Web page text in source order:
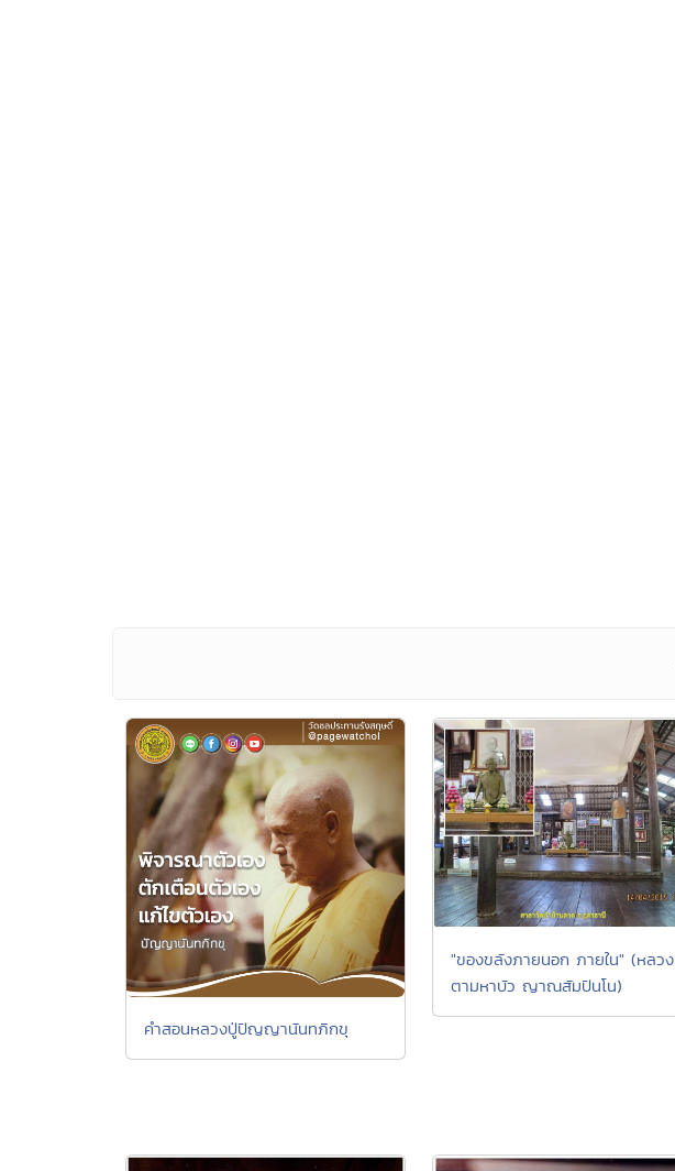
คำสอนหลวงปู่ปัญญานันทภิกขุ
"ของขลังภายนอก ภายใน" (หลวง
ตามหาบัว ญาณสัมปันโน)